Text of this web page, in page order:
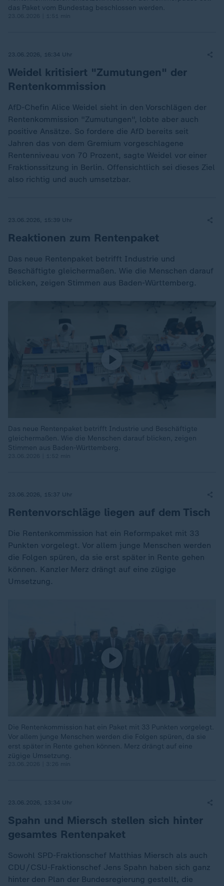
das Paket vom Bundestag beschlossen werden.
23.06.2026, 16:34 Uhr
Weidel kritisiert "Zumutungen" der
Rentenkommission
AfD-Chefin Alice Weidel sieht in den Vorschlägen der
Rentenkommission "Zumutungen", lobte aber auch
positive Ansätze. So fordere die AfD bereits seit
Jahren das von dem Gremium vorgeschlagene
Rentenniveau von 70 Prozent, sagte Weidel vor einer
Fraktionssitzung in Berlin. Offensichtlich sei dieses Ziel
also richtig und auch umsetzbar.
23.06.2026, 15:39 Uhr
Reaktionen zum Rentenpaket
Das neue Rentenpaket betrifft Industrie und
Beschäftigte gleichermaßen. Wie die Menschen darauf
blicken, zeigen Stimmen aus Baden-Württemberg.
Das neue Rentenpaket betrifft Industrie und Beschäftigte
gleichermaßen. Wie die Menschen darauf blicken, zeigen
Stimmen aus Baden-Württemberg.
23.06.2026, 15:37 Uhr
Rentenvorschläge liegen auf dem Tisch
Die Rentenkommission hat ein Reformpaket mit 33
Punkten vorgelegt. Vor allem junge Menschen werden
die Folgen spüren, da sie erst später in Rente gehen
können. Kanzler Merz drängt auf eine zügige
Umsetzung.
Die Rentenkommission hat ein Paket mit 33 Punkten vorgelegt.
Vor allem junge Menschen werden die Folgen spüren, da sie
erst später in Rente gehen können. Merz drängt auf eine
zügige Umsetzung.
23.06.2026, 13:34 Uhr
Spahn und Miersch stellen sich hinter
gesamtes Rentenpaket
Sowohl SPD-Fraktionschef Matthias Miersch als auch
CDU/CSU-Fraktionschef Jens Spahn haben sich ganz
hinter den Plan der Bundesregierung gestellt, die